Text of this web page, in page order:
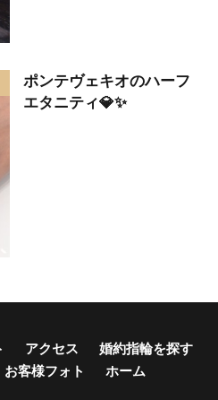
結婚指輪コンビ
指輪サイズ直し
指輪シンデレラ
ィリー
結婚指輪つや消し
レラ
ポンテヴェキオのハーフ
エタニティ💎✨
アクセス
婚約指輪を探す
お客様フォト ホーム